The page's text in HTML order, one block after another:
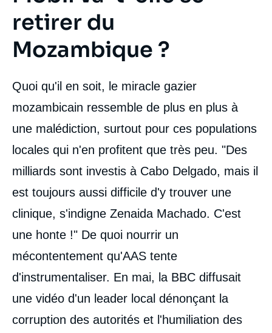
retirer du
Mozambique ?
Quoi qu'il en soit, le miracle gazier
mozambicain ressemble de plus en plus à
une malédiction, surtout pour ces populations
locales qui n'en profitent que très peu. "Des
milliards sont investis à Cabo Delgado, mais il
est toujours aussi difficile d'y trouver une
clinique, s'indigne Zenaida Machado. C'est
une honte !" De quoi nourrir un
mécontentement qu'AAS tente
d'instrumentaliser. En mai, la BBC diffusait
une vidéo d'un leader local dénonçant la
corruption des autorités et l'humiliation des